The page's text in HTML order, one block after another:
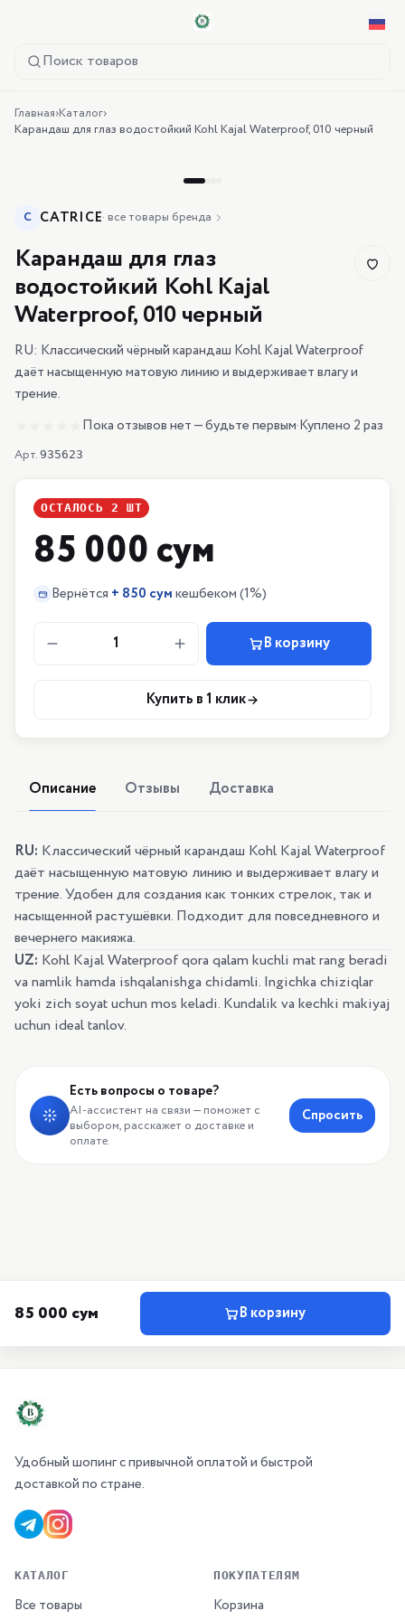
Поиск товаров
Главная›Каталог›
Карандаш для глаз водостойкий Kohl Kajal Waterproof, 010 черный
C CATRICE· все товары бренда
Карандаш для глаз
водостойкий Kohl Kajal
Waterproof, 010 черный
RU: Классический чёрный карандаш Kohl Kajal Waterproof
даёт насыщенную матовую линию и выдерживает влагу и
трение.
Пока отзывов нет — будьте первым·Куплено 2 раз
Арт. 935623
ОСТАЛОСЬ 2 ШТ
85 000 сум
Вернётся + 850 сумкешбеком(1%)
1 В корзину
Купить в 1 клик
Описание Отзывы Доставка
RU: Классический чёрный карандаш Kohl Kajal Waterproof
даёт насыщенную матовую линию и выдерживает влагу и
трение. Удобен для создания как тонких стрелок, так и
насыщенной растушёвки. Подходит для повседневного и
вечернего макияжа.
UZ: Kohl Kajal Waterproof qora qalam kuchli mat rang beradi
va namlik hamda ishqalanishga chidamli. Ingichka chiziqlar
yoki zich soyat uchun mos keladi. Kundalik va kechki makiyaj
uchun ideal tanlov.
Есть вопросы о товаре?
AI-ассистент на связи — поможет с
выбором, расскажет о доставке и
оплате.
Спросить
85 000 сум В корзину
Удобный шопинг с привычной оплатой и быстрой
доставкой по стране.
КАТАЛОГ
Все товары
ПОКУПАТЕЛЯМ
Корзина